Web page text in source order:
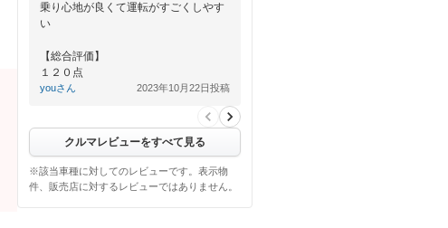
乗り心地が良くて運転がすごくしやす
い
【総合評価】
１２０点
youさん 2023年10月22日投稿
クルマレビューをすべて見る
※該当車種に対してのレビューです。表示物
件、販売店に対するレビューではありません。